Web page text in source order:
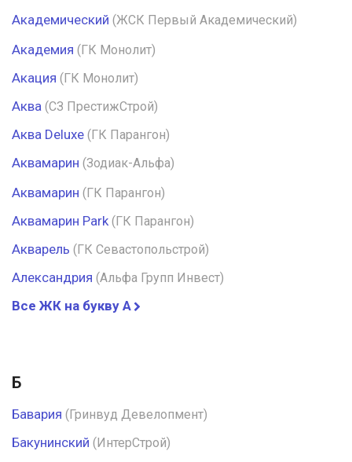
Академический (ЖСК Первый Академический)
Академия (ГК Монолит)
Акация (ГК Монолит)
Аква (СЗ ПрестижСтрой)
Аква Deluxe (ГК Парангон)
Аквамарин (Зодиак-Альфа)
Аквамарин (ГК Парангон)
Аквамарин Park (ГК Парангон)
Акварель (ГК Севастопольстрой)
Александрия (Альфа Групп Инвест)
Все ЖК на букву А
Б
Бавария (Гринвуд Девелопмент)
Бакунинский (ИнтерСтрой)